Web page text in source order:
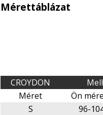
Mérettáblázat
CROYDON
Méret
Ön
S
96-